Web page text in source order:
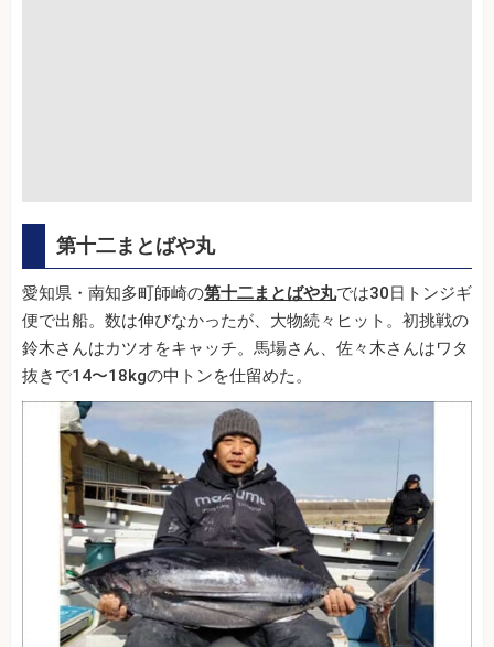
第十二まとばや丸
愛知県・南知多町師崎の第十二まとばや丸では30日トンジギ
便で出船。数は伸びなかったが、大物続々ヒット。初挑戦の
鈴木さんはカツオをキャッチ。馬場さん、佐々木さんはワタ
抜きで14〜18kgの中トンを仕留めた。